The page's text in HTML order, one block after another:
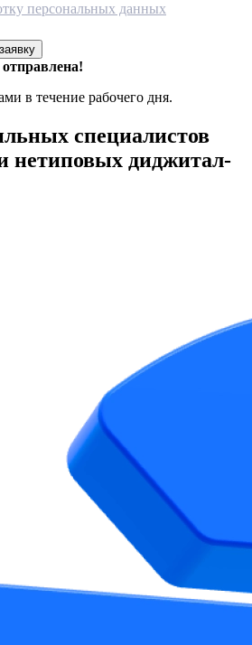
персональных данных
в течение рабочего дня.
специалистов
нетиповых диджитал-